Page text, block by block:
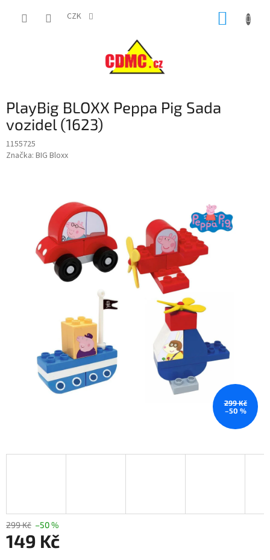
CZK
PlayBig BLOXX Peppa Pig Sada
vozidel (1623)
1155725
Značka: BIG Bloxx
299 Kč
–50 %
299 Kč –50 %
149 Kč